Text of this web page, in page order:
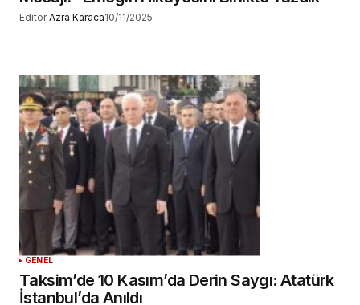
Editör Azra Karaca10/11/2025
GENEL
Taksim’de 10 Kasım’da Derin Saygı: Atatürk
İstanbul’da Anıldı